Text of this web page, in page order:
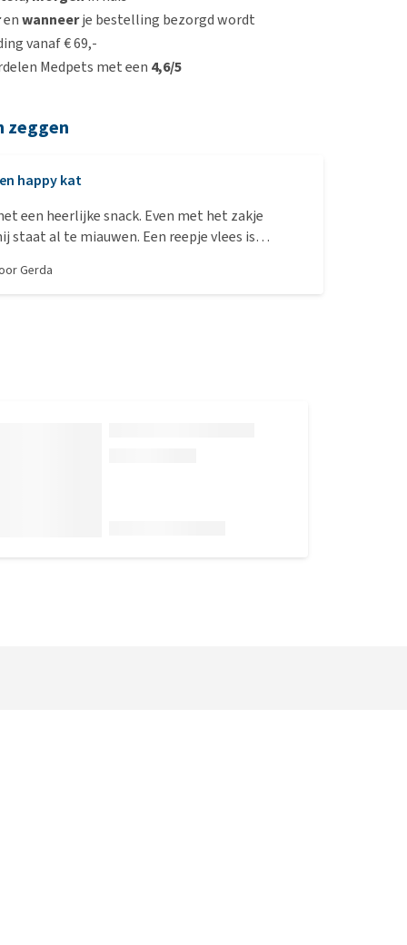
enwanneerje bestelling bezorgd wordt
vanaf € 69,-
Medpets met een 4,6/5
zeggen
happy kat
een heerlijke snack. Even met het zakje
staat al te miauwen. Een reepje vlees is
Gerda